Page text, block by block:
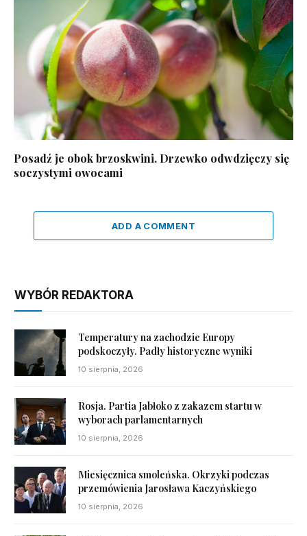
Posadź je obok brzoskwini. Drzewko odwdzięczy się
soczystymi owocami
ADD A COMMENT
WYBÓR REDAKTORA
Temperatury na zachodzie Europy
podskoczyły. Padły historyczne wyniki
10 sierpnia, 2026
Rosja. Partia Jabłoko z zakazem startu w
wyborach parlamentarnych
10 sierpnia, 2026
Miesięcznica smoleńska. Okrzyki podczas
przemówienia Jarosława Kaczyńskiego
10 sierpnia, 2026